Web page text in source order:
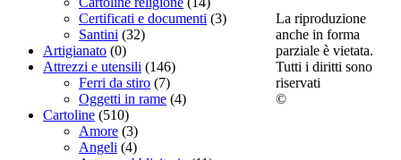
Certificati e documenti (3)
Santini (32)
Artigianato (0)
Attrezzi e utensili (146)
Ferri da stiro (7)
Oggetti in rame (4)
Cartoline (510)
Amore (3)
Angeli (4)
La riproduzione
anche in forma
parziale è vietata.
Tutti i diritti sono
riservati
©